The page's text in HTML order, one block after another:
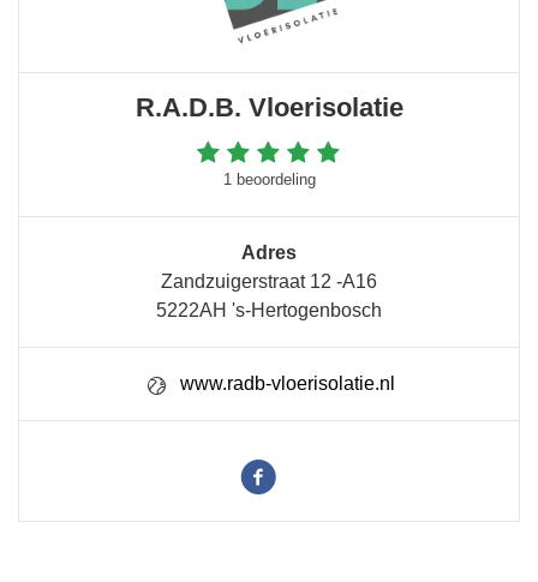
R.A.D.B. Vloerisolatie
1 beoordeling
Adres
Zandzuigerstraat 12 -A16
5222AH 's-Hertogenbosch
www.radb-vloerisolatie.nl